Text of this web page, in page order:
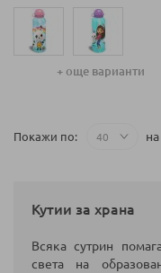
+ още варианти
Покажи по
Кутии за храна
Всяка сутрин
света на